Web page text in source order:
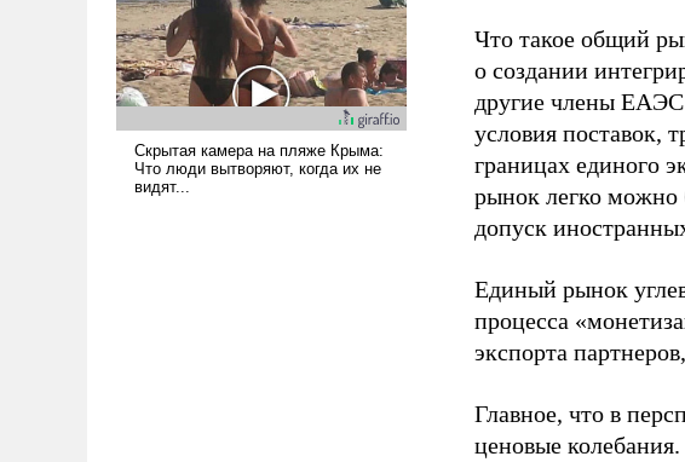
Что такое общий
о создании
другие члены ЕАЭС
условия поставок,
границах единого
рынок легко можно
допуск
Единый рынок
процесса
экспорта
Главное, что в
ценовые